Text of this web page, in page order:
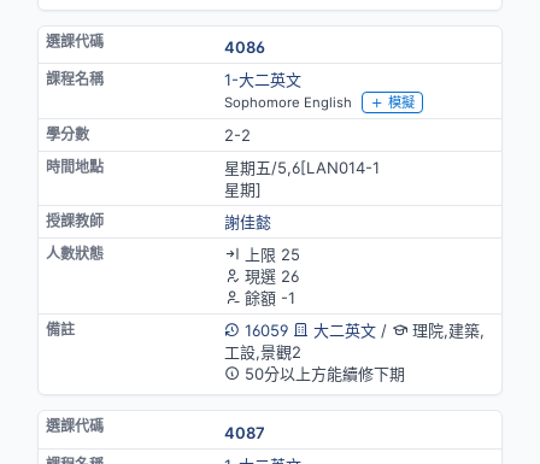
4086
1-大二英文
Sophomore English 模擬
2-2
星期五/5,6[LAN014-1
星期]
謝佳懿
上限 25
現選 26
餘額 -1
16059
大二英文/
理院,建築,
工設,景觀2
50分以上方能續修下期
4087